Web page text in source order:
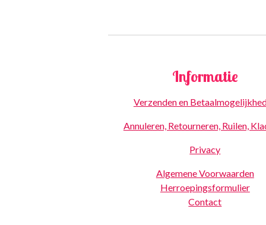
Informatie
Verzenden en
Annuleren, Retourneren, Ruilen,
Privacy
Algemene Voorwaarden
Herroepingsformulier
Contact